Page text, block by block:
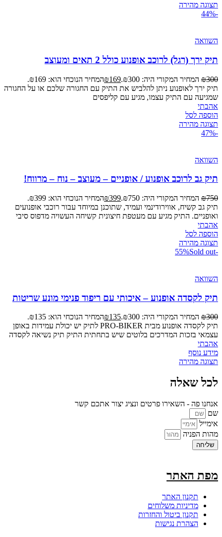
תצוגה מהירה
-44%
השוואה
תיק ירך (רגל) לרוכב אופנוע כולל 2 תאים ומעוצב
₪300 המחיר המקורי היה: ₪300. ₪169
המחיר הנוכחי הוא: ₪169.
תיק ירך לאופנוע ניתן להלביש את התיק עם החגורה שלכם או על החגורה
שמגיעה עם התיק עצמו, מגיע עם קליפסים
אהבתי
הוספה לסל
תצוגה מהירה
-47%
השוואה
תיק גב לרוכב אופנוע / אופניים – מעוצב – נוח – מרווח!
₪750 המחיר המקורי היה: ₪750. ₪399
המחיר הנוכחי הוא: ₪399.
תיק גב קשיח, אווירודינמי ועמיד, שתוכנן במיוחד עבור רוכבי אופנועים
ואופניים. התיק מגיע עם מעטפת חיצונית קשיחה העשויה מדפוס סיבי
אהבתי
הוספה לסל
תצוגה מהירה
-55%
Sold out
השוואה
תיק לקסדה אופנוע – איכותי עם ריפוד פנימי מונע שריטות
₪300 המחיר המקורי היה: ₪300. ₪135
המחיר הנוכחי הוא: ₪135.
תיק לקסדה אופנוע מבית PRO-BIKER לתיק יש יכולת עמידות באופן
עצמאי בזכות המדרכים בלוטים שיש בתחתית התיק תיק נשיאה לקסדה
אהבתי
מידע נוסף
תצוגה מהירה
לכל שאלה
אנחנו פה - השאירו פרטים ונציג יצור אתכם קשר
שם
אימייל
מהות הפניה
שליחה
מפת האתר
תקנון האתר
מדיניות משלוחים
תקנון ביטול והחזרות
הצהרת נגישות